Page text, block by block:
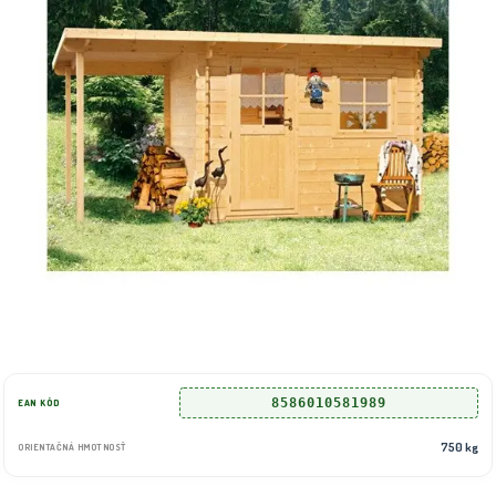
EAN KÓD 8586010581989
ORIENTAČNÁ HMOTNOSŤ 750 kg